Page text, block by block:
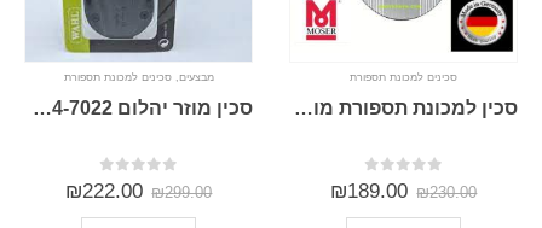
סכינים למכונת תספורת
סכין למכונת תספורת מוזר וואל Moser Wahl 1591 T cut
0מתוך 5
₪230.00
₪189.00
מבצעים ,סכינים למכונת תספורת
סכין מוזר יהלום MOSER ermila WAHL 1854-7022 ל 1871/1884
0מתוך 5
₪299.00
₪222.00